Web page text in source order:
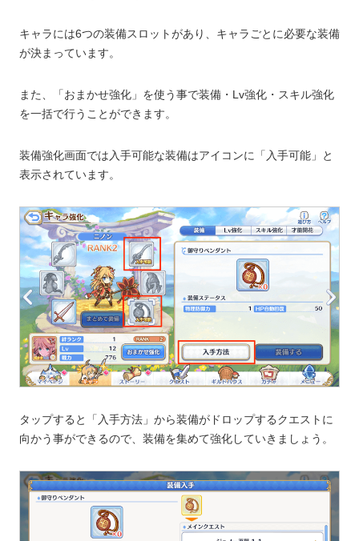
キャラには6つの装備スロットがあり、キャラごとに必要な装備
が決まっています。
また、「おまかせ強化」を使う事で装備・Lv強化・スキル強化
を一括で行うことができます。
装備強化画面では入手可能な装備はアイコンに「入手可能」と
表示されています。
タップすると「入手方法」から装備がドロップするクエストに
向かう事ができるので、装備を集めて強化していきましょう。